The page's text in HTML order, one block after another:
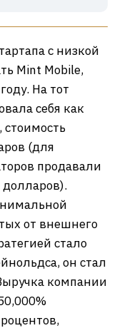
с низкой
Mint Mobile,
На тот
себя как
(для
продавали
долларов).
от внешнего
стало
он стал
компании